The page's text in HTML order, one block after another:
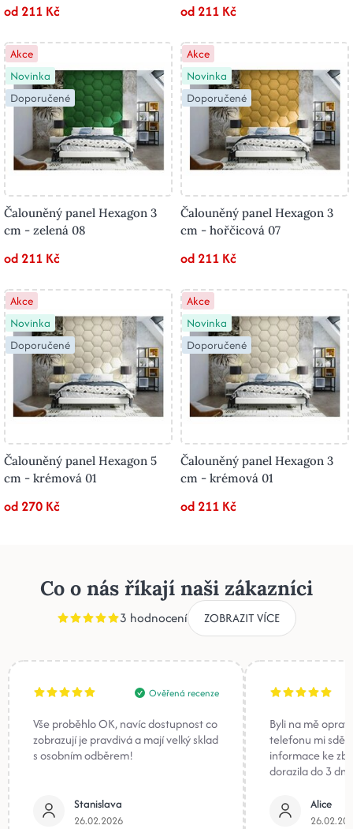
od 211 Kč od 211 Kč
Akce
Novinka
Doporučené
Čalouněný panel Hexagon 3
cm - zelená 08
od 211 Kč
Akce
Novinka
Doporučené
Čalouněný panel Hexagon 3
cm - hořčicová 07
od 211 Kč
Akce
Novinka
Doporučené
Čalouněný panel Hexagon 5
cm - krémová 01
od 270 Kč
Akce
Novinka
Doporučené
Čalouněný panel Hexagon 3
cm - krémová 01
od 211 Kč
Co o nás říkají naši zákazníci
3 hodnocení ZOBRAZIT VÍCE
Ověřená recenze
Vše proběhlo OK, navíc dostupnost co
zobrazují je pravdivá a mají velký sklad
s osobním odběrem!
Stanislava
26.02.2026
Byli na mě
telefonu mi
informace ke
dorazila do 3
Alice